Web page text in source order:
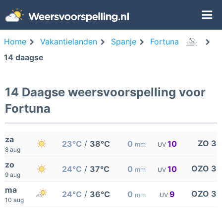
Home Vakantielanden Spanje
Fortuna
14 daagse
14 Daagse weersvoorspelling voor
Fortuna
za
8 aug
23°C / 38°C 0 mm UV 10 ZO 3
zo
9 aug
24°C / 37°C 0 mm UV 10 OZO 3
ma
10 aug
24°C / 36°C 0 mm UV 9 OZO 3